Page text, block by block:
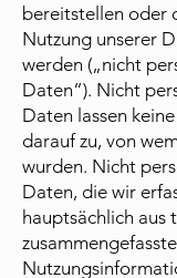
bereitstellen oder
Nutzung unserer
werden („nicht
Daten“). Nicht
Daten lassen
darauf zu, von
wurden. Nicht
Daten, die wir
hauptsächlich aus